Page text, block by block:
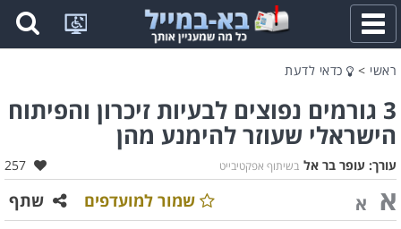
פתח
תפריט
ראשי > כדאי לדעת
3 גורמים נפוצים לבעיות זיכרון והפיתוח
הישראלי שעוזר להימנע מהן
בשיתוף אפקטיבייט עורך: עופר בר אל אהבו:
257
א א שתף שמור למועדפים